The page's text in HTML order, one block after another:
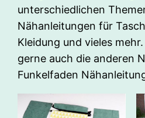
unterschiedlichen
Nähanleitungen für
Kleidung und vieles
gerne auch die anderen
Funkelfaden